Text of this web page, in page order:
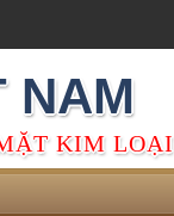
NAM
KIM LOẠI